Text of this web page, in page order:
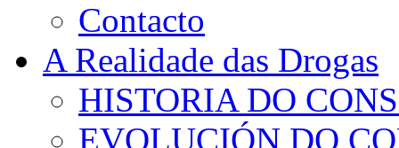
Contacto
A Realidade das Drogas
HISTORIA DO
EVOLUCIÓN DO